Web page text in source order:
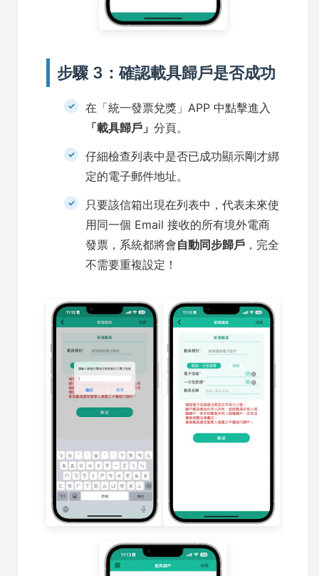
步驟 3：確認載具歸戶是否成功
在「統一發票兌獎」APP 中點擊進入
「載具歸戶」 分頁。
仔細檢查列表中是否已成功顯示剛才綁
定的電子郵件地址。
只要該信箱出現在列表中，代表未來使
用同一個 Email 接收的所有境外電商
發票，系統都將會自動同步歸戶 ，完全
不需要重複設定！